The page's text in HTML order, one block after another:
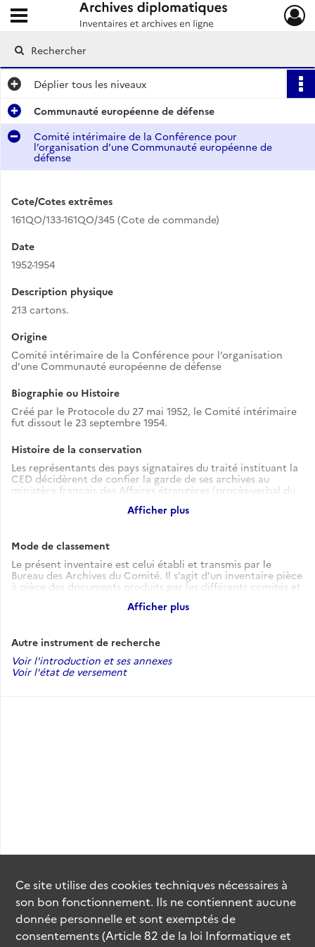
Archives diplomatiques
Ouvrir le menu déroulant
Déplier tous les niveaux
Communauté européenne de défense
Comité intérimaire de la Conférence pour
l’organisation d’une Communauté européenne de
défense
Cote/Cotes extrêmes
161QO/133-161QO/345 (Cote de commande)
Date
1952-1954
Description physique
213 cartons.
Origine
Comité intérimaire de la Conférence pour l’organisation
d’une Communauté européenne de défense
Biographie ou Histoire
Créé par le Protocole du 27 mai 1952, le Comité intérimaire
fut dissout le 23 septembre 1954.
Histoire de la conservation
Les représentants des pays signataires du traité instituant la
CED décidèrent de confier la garde de ses archives au
ministère français des Affaires étrangères (procès-verbal du
Ce fonds a été reconditionné en janvier-février 2008 dans le
Afficher plus
Mode de classement
Le présent inventaire est celui établi et transmis par le
Bureau des Archives du Comité. Il s’agit d’un inventaire pièce
à pièce des documents produits par les différents comités et
doubles ont été éliminées lors du reconditionnement.
en tête du volume 1.
Afficher plus
Autre instrument de recherche
Voir l'introduction et ses annexes
Voir l'état de versement
Ce site utilise descookiestechniques nécessaires à
son bon fonctionnement. Ils ne contiennent aucune
donnée personnelle et sont exemptés de
consentements (Article 82 de la loi Informatique et